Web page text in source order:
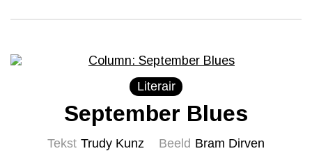
Literair
September Blues
Tekst Trudy Kunz Beeld Bram Dirven